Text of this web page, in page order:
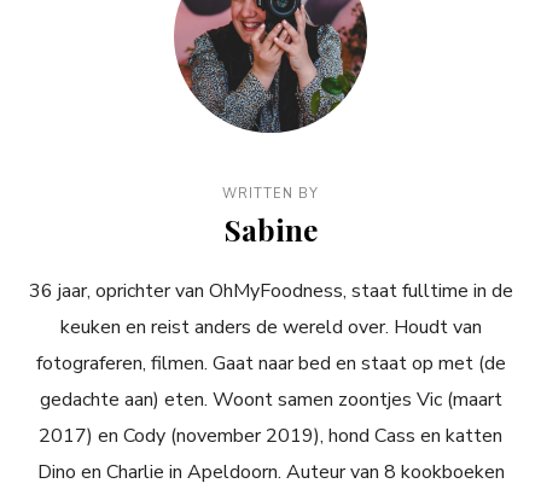
WRITTEN BY
Sabine
36 jaar, oprichter van OhMyFoodness, staat fulltime in de
keuken en reist anders de wereld over. Houdt van
fotograferen, filmen. Gaat naar bed en staat op met (de
gedachte aan) eten. Woont samen zoontjes Vic (maart
2017) en Cody (november 2019), hond Cass en katten
Dino en Charlie in Apeldoorn. Auteur van 8 kookboeken